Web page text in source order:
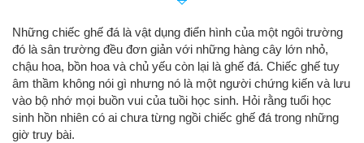
Những chiếc ghế đá là vật dụng điển hình của một ngôi trường
đó là sân trường đều đơn giản với những hàng cây lớn nhỏ,
chậu hoa, bồn hoa và chủ yếu còn lại là ghế đá. Chiếc ghế tuy
âm thầm không nói gì nhưng nó là một người chứng kiến và lưu
vào bộ nhớ mọi buồn vui của tuồi học sinh. Hỏi rằng tuổi học
sinh hồn nhiên có ai chưa từng ngồi chiếc ghế đá trong những
giờ truy bài.